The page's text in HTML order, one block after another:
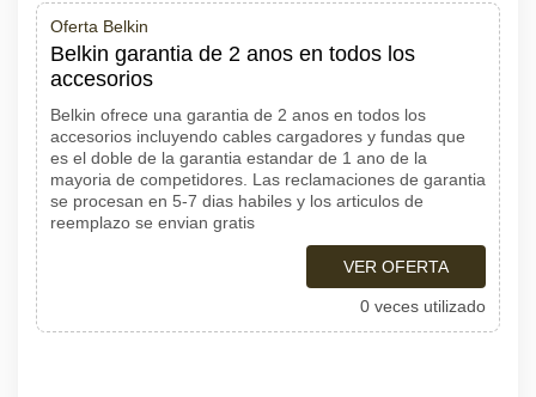
Oferta Belkin
Belkin garantia de 2 anos en todos los
accesorios
Belkin ofrece una garantia de 2 anos en todos los
accesorios incluyendo cables cargadores y fundas que
es el doble de la garantia estandar de 1 ano de la
mayoria de competidores. Las reclamaciones de garantia
se procesan en 5-7 dias habiles y los articulos de
reemplazo se envian gratis
VER OFERTA
0 veces utilizado